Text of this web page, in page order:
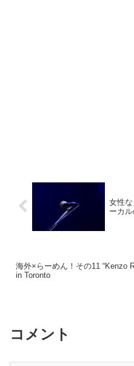
女性
ーカ
海外×らーめん！その11 “Kenzo
in Toronto
コメント